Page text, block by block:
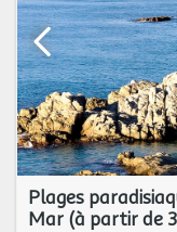
Plages
Mar (à partir de